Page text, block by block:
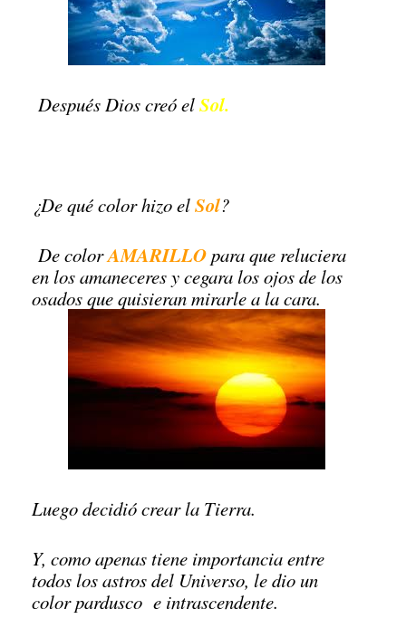
Después Dios creó elSol.
¿De qué color hizo elSol?
De colorAMARILLOpara que reluciera
en los amaneceres y cegara los ojos de los
osados que quisieran mirarle a la cara.
Luego decidió crear la Tierra.
Y, como apenas tiene importancia entre
todos los astros del Universo, le dio un
colorpardusco e intrascendente.